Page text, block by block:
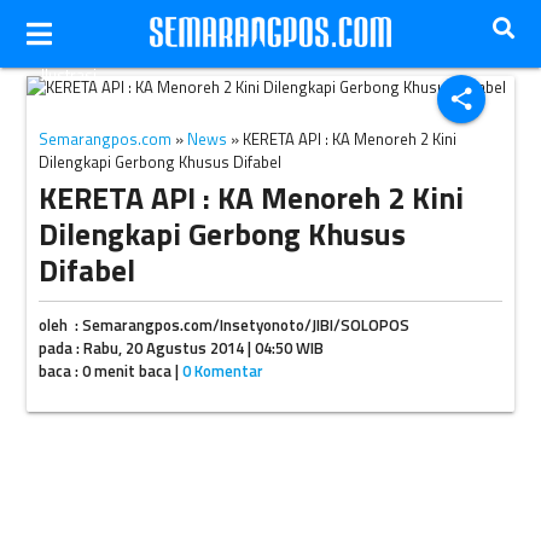
share
Ilustrasi
Semarangpos.com » News » KERETA API : KA Menoreh 2 Kini
Dilengkapi Gerbong Khusus Difabel
KERETA API : KA Menoreh 2 Kini
Dilengkapi Gerbong Khusus
Difabel
oleh : Semarangpos.com/Insetyonoto/JIBI/SOLOPOS
pada : Rabu, 20 Agustus 2014 | 04:50 WIB
baca : 0 menit baca |0 Komentar